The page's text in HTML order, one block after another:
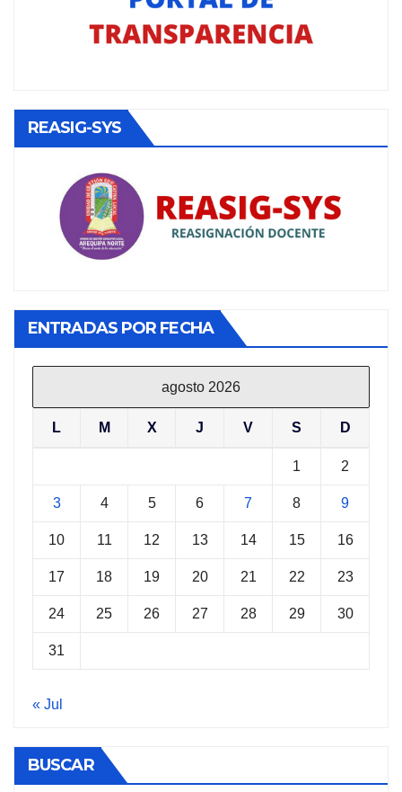
REASIG-SYS
ENTRADAS POR FECHA
agosto 2026
L M X J V S D
1 2
3 4 5 6 7 8 9
10 11 12 13 14 15 16
17 18 19 20 21 22 23
24 25 26 27 28 29 30
31
« Jul
BUSCAR